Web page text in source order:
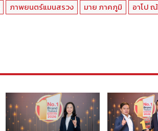
ภาพยนตร์แมนสรวง มาย ภาคภูมิ อาโป